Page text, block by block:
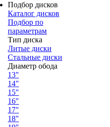
Подбор дисков
Каталог дисков
Подбор по
параметрам
Тип диска
Литые диски
Стальные диски
Диаметр обода
13"
14"
15"
16"
17"
18"